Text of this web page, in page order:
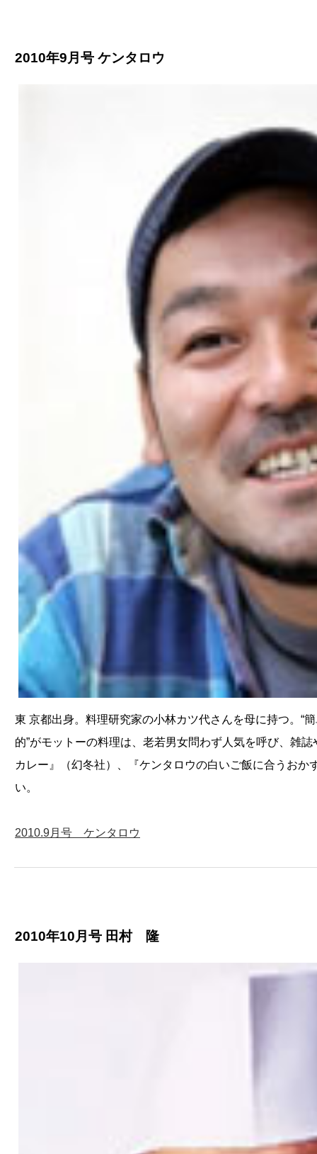
2010年9月号 ケンタロウ
東 京都出身。料理研究家の小林カツ代さんを母に持つ。“
的”がモットーの料理は、老若男女問わず人気を呼び、雑
カレー』（幻冬社）、『ケンタロウの白いご飯に合うおか
い。
2010.9月号 ケンタロウ
2010年10月号 田村 隆